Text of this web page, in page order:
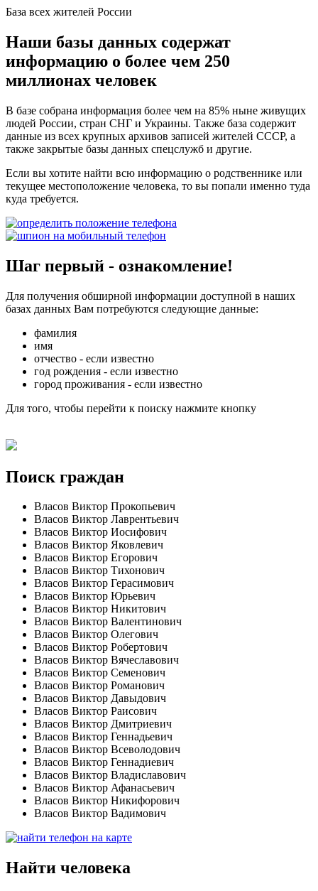
База всех жителей России
Наши базы данных содержат
информацию о более чем 250
миллионах человек
В базе собрана информация более чем на 85% ныне живущих
людей России, стран СНГ и Украины. Также база содержит
данные из всех крупных архивов записей жителей СССР, а
также закрытые базы данных спецслужб и другие.
Если вы хотите найти всю информацию о родственнике или
текущее местоположение человека, то вы попали именно туда
куда требуется.
Шаг первый - ознакомление!
Для получения обширной информации доступной в наших
базах данных Вам потребуются следующие данные:
фамилия
имя
отчество - если известно
год рождения - если известно
город проживания - если известно
Для того, чтобы перейти к поиску нажмите кнопку
Поиск граждан
Власов Виктор Прокопьевич
Власов Виктор Лаврентьевич
Власов Виктор Иосифович
Власов Виктор Яковлевич
Власов Виктор Егорович
Власов Виктор Тихонович
Власов Виктор Герасимович
Власов Виктор Юрьевич
Власов Виктор Никитович
Власов Виктор Валентинович
Власов Виктор Олегович
Власов Виктор Робертович
Власов Виктор Вячеславович
Власов Виктор Семенович
Власов Виктор Романович
Власов Виктор Давыдович
Власов Виктор Раисович
Власов Виктор Дмитриевич
Власов Виктор Геннадьевич
Власов Виктор Всеволодович
Власов Виктор Геннадиевич
Власов Виктор Владиславович
Власов Виктор Афанасьевич
Власов Виктор Никифорович
Власов Виктор Вадимович
Найти человека